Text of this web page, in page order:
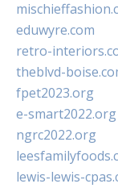
eduwyre.com
retro-
theblvd-
fpet2023.org
e-smart2022.org
ngrc2022.org
lewis-lewis-